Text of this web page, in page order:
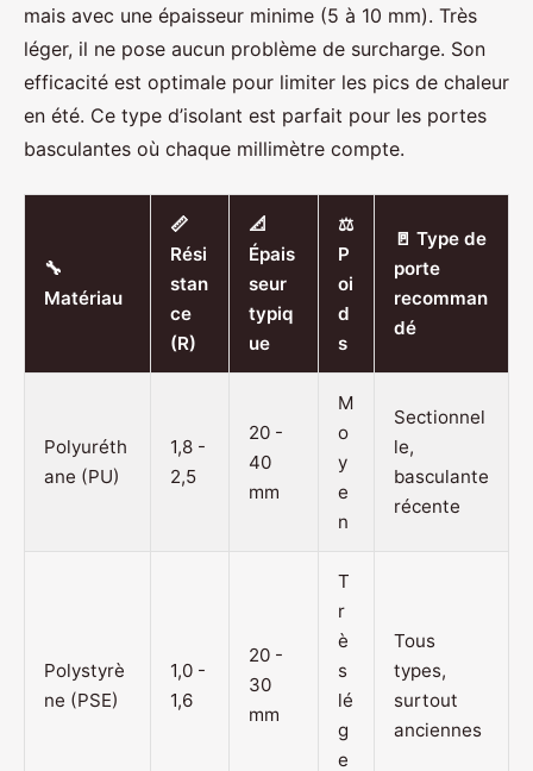
mais avec une épaisseur minime (5 à 10 mm). Très
léger, il ne pose aucun problème de surcharge. Son
efficacité est optimale pour limiter les pics de chaleur
en été. Ce type d’isolant est parfait pour les portes
basculantes où chaque millimètre compte.
🔧
Matériau
📏
Rési
stan
ce
(R)
📐
Épais
seur
typiq
ue
⚖️
P
oi
d
s
🚪 Type de
porte
recomman
dé
Polyuréth
ane (PU)
1,8 -
2,5
20 -
40
mm
M
o
y
e
n
Sectionnel
le,
basculante
récente
Polystyrè
ne (PSE)
1,0 -
1,6
20 -
30
mm
T
r
è
s
lé
g
e
Tous
types,
surtout
anciennes